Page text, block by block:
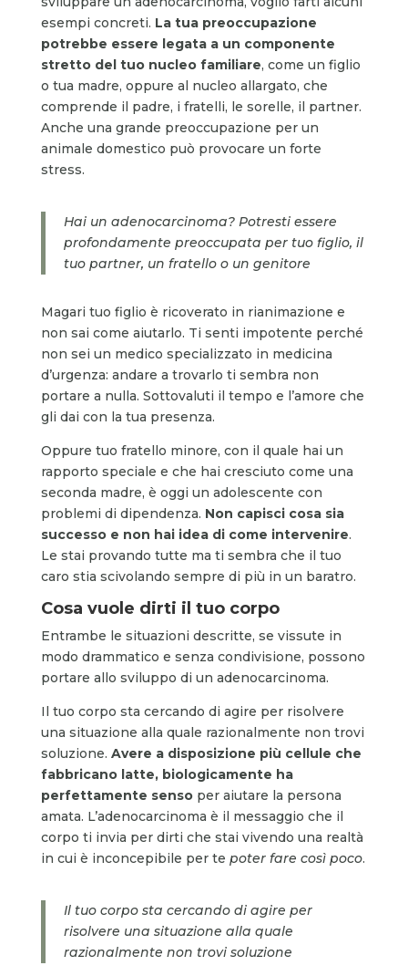
esempi concreti. La tua preoccupazione
potrebbe essere legata a un componente
stretto del tuo nucleo familiare, come un figlio
o tua madre, oppure al nucleo allargato, che
comprende il padre, i fratelli, le sorelle, il partner.
Anche una grande preoccupazione per un
animale domestico può provocare un forte
stress.
Hai un adenocarcinoma? Potresti essere
profondamente preoccupata per tuo figlio, il
tuo partner, un fratello o un genitore
Magari tuo figlio è ricoverato in rianimazione e
non sai come aiutarlo. Ti senti impotente perché
non sei un medico specializzato in medicina
d’urgenza: andare a trovarlo ti sembra non
portare a nulla. Sottovaluti il tempo e l’amore che
gli dai con la tua presenza.
Oppure tuo fratello minore, con il quale hai un
rapporto speciale e che hai cresciuto come una
seconda madre, è oggi un adolescente con
problemi di dipendenza. Non capisci cosa sia
successo e non hai idea di come intervenire.
Le stai provando tutte ma ti sembra che il tuo
caro stia scivolando sempre di più in un baratro.
Cosa vuole dirti il tuo corpo
Entrambe le situazioni descritte, se vissute in
modo drammatico e senza condivisione, possono
portare allo sviluppo di un adenocarcinoma.
Il tuo corpo sta cercando di agire per risolvere
una situazione alla quale razionalmente non trovi
soluzione. Avere a disposizione più cellule che
fabbricano latte, biologicamente ha
perfettamente sensoper aiutare la persona
amata. L’adenocarcinoma è il messaggio che il
corpo ti invia per dirti che stai vivendo una realtà
in cui è inconcepibile per te poter fare così poco.
Il tuo corpo sta cercando di agire per
risolvere una situazione alla quale
razionalmente non trovi soluzione